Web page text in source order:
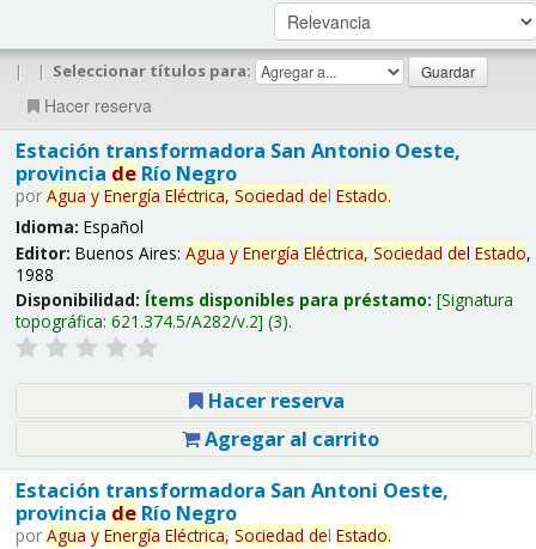
| | Seleccionar títulos para:
Hacer reserva
Estación transformadora San Antonio Oeste,
provincia deRío Negro
por Agua y Energía Eléctrica, Sociedad del Estado.
Idioma: Español
Editor: Buenos Aires: Agua y Energía Eléctrica, Sociedad del Estado,
1988
Disponibilidad: Ítems disponibles para préstamo: Signatura
topográfica: 621.374.5/A282/v.2 (3).
Hacer reserva
Agregar al carrito
Estación transformadora San Antoni Oeste,
provincia deRío Negro
por Agua y Energía Eléctrica, Sociedad del Estado.